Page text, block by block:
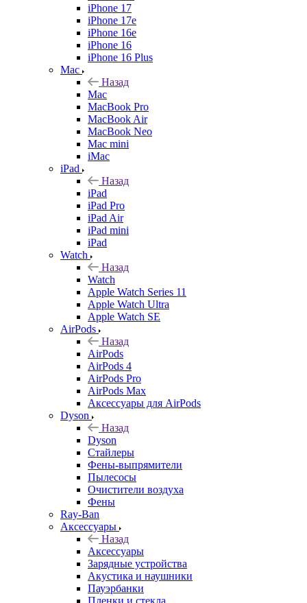
iPhone 17
iPhone 17e
iPhone 16e
iPhone 16
iPhone 16 Plus
Mac
Назад
Mac
MacBook Pro
MacBook Air
MacBook Neo
Mac mini
iMac
iPad
Назад
iPad
iPad Pro
iPad Air
iPad mini
iPad
Watch
Назад
Watch
Apple Watch Series 11
Apple Watch Ultra
Apple Watch SE
AirPods
Назад
AirPods
AirPods 4
AirPods Pro
AirPods Max
Аксессуары для AirPods
Dyson
Назад
Dyson
Стайлеры
Фены-выпрямители
Пылесосы
Очистители воздуха
Фены
Ray-Ban
Аксессуары
Назад
Аксессуары
Зарядные устройства
Акустика и наушники
Пауэрбанки
Пленки и стекла